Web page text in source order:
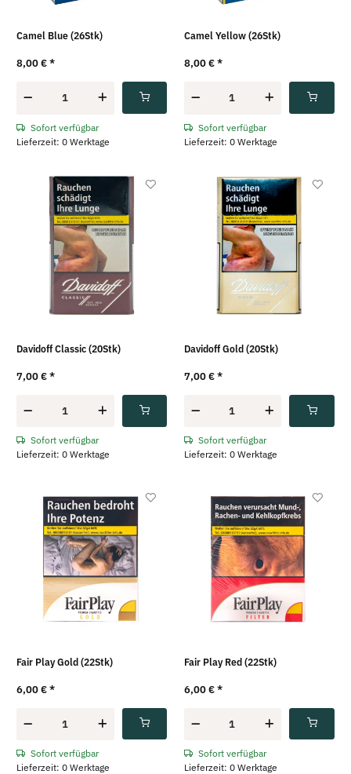
Camel Blue (26Stk)
8,00 €*
Sofort verfügbar
Lieferzeit: 0 Werktage
Camel Yellow (26Stk)
8,00 €*
Sofort verfügbar
Lieferzeit: 0 Werktage
Davidoff Classic (20Stk)
7,00 €*
Sofort verfügbar
Lieferzeit: 0 Werktage
Davidoff Gold (20Stk)
7,00 €*
Sofort verfügbar
Lieferzeit: 0 Werktage
Fair Play Gold (22Stk)
6,00 €*
Sofort verfügbar
Lieferzeit: 0 Werktage
Fair Play Red (22Stk)
6,00 €*
Sofort verfügbar
Lieferzeit: 0 Werktage